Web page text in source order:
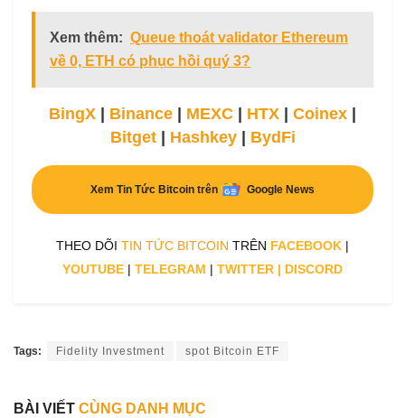
Xem thêm: Queue thoát validator Ethereum
về 0, ETH có phục hồi quý 3?
BingX Binance MEXC HTX Coinex
Bitget| Hashkey| BydFi
Xem Tin Tức Bitcoin trên Google News
THEO DÕI TIN TỨC BITCOIN TRÊN FACEBOOK |
YOUTUBE | TELEGRAM | TWITTER | DISCORD
Tags: Fidelity Investment spot Bitcoin ETF
BÀI VIẾT CÙNG DANH MỤC